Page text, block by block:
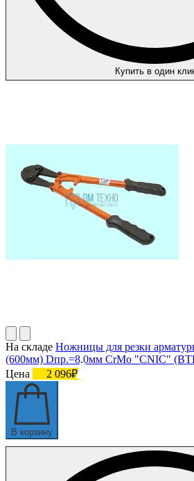
Купить в один
На складе Ножницы для резки
(600мм) Dпр.=8,0мм CrMo "CNIC"
Цена
2 096₽
В корзину